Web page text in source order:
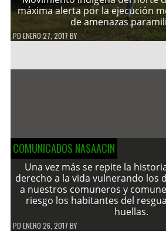
máxima alerta por la ejecución
de amenazas
PDENERO 27, 2017 BY
COMUNICADOS NASAACIN
Una vez más se repite la
derecho a la vida vulnerando los
a nuestros comuneros y
riesgo los habitantes del
huellas.
PD ENERO 26, 2017 BY